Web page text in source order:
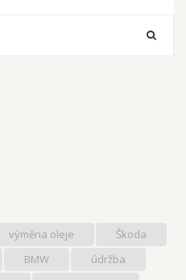
výměna oleje
Škoda
BMW
údržba